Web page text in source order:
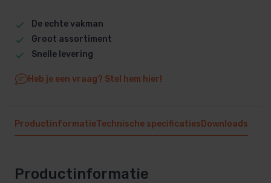
De echte vakman
Groot assortiment
Snelle levering
Heb je een vraag? Stel hem hier!
ProductinformatieTechnische specificaties Downloads
Productinformatie